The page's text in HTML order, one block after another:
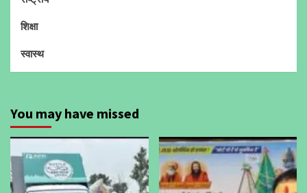
शिक्षा
स्वास्थ
You may have missed